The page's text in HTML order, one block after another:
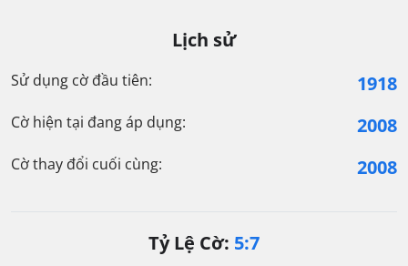
Lịch sử
Sử dụng cờ đầu tiên: 1918
Cờ hiện tại đang áp dụng: 2008
Cờ thay đổi cuối cùng: 2008
Tỷ Lệ Cờ: 5:7